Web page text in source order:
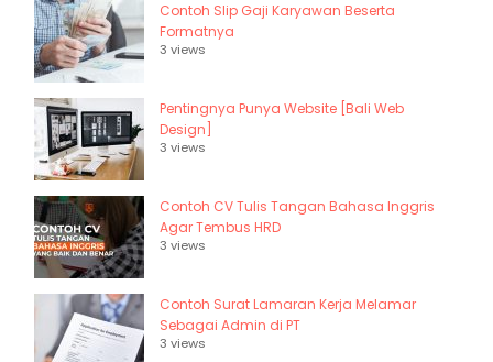
Contoh Slip Gaji Karyawan Beserta
Formatnya
3 views
Pentingnya Punya Website [Bali Web
Design]
3 views
Contoh CV Tulis Tangan Bahasa Inggris
Agar Tembus HRD
3 views
Contoh Surat Lamaran Kerja Melamar
Sebagai Admin di PT
3 views